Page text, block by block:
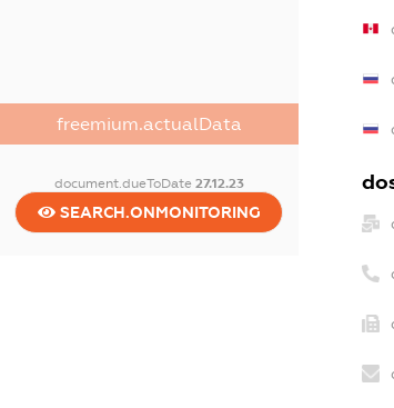
freemium.actualData
document.dueToDate 27.12.23
SEARCH.ONMONITORING